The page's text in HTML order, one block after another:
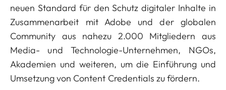
neuen Standard für den Schutz digitaler Inhalte in
Zusammenarbeit mit Adobe und der globalen
Community aus nahezu 2.000 Mitgliedern aus
Media- und Technologie-Unternehmen, NGOs,
Akademien und weiteren, um die Einführung und
Umsetzung von Content Credentials zu fördern.